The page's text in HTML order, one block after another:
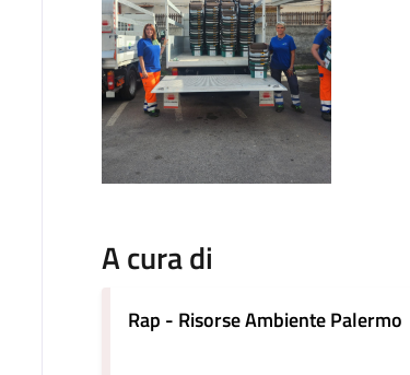
A cura di
Rap - Risorse Ambiente Palermo